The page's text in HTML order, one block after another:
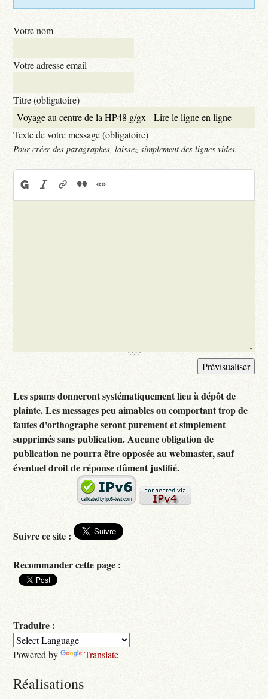
Votre nom
Votre adresse email
Titre (obligatoire)
Texte de votre message (obligatoire)
Pour créer des paragraphes, laissez simplement des lignes vides.
Les spams donneront systématiquement lieu à dépôt de
plainte. Les messages peu aimables ou comportant trop de
fautes d'orthographe seront purement et simplement
supprimés sans publication. Aucune obligation de
publication ne pourra être opposée au webmaster, sauf
éventuel droit de réponse dûment justifié.
Suivre ce site :
Recommander cette page :
Traduire :
Powered by Translate
Réalisations